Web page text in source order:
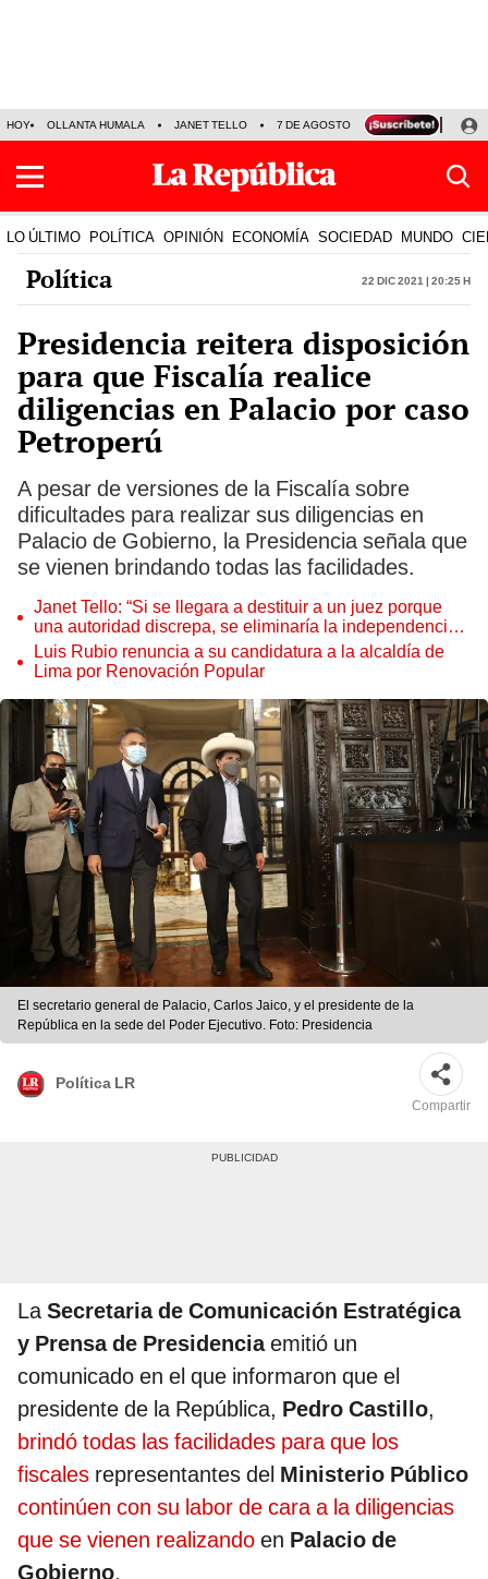
HOY OLLANTA HUMALA JANET TELLO 7 DE AGOSTO TINKA RESULTADOS
LO ÚLTIMO POLÍTICA OPINIÓN ECONOMÍA SOCIEDAD MUNDO
Política 22 Dic 2021 | 20:25 h
Presidencia reitera disposición
para que Fiscalía realice
diligencias en Palacio por caso
Petroperú
A pesar de versiones de la Fiscalía sobre
dificultades para realizar sus diligencias en
Palacio de Gobierno, la Presidencia señala que
se vienen brindando todas las facilidades.
Janet Tello: “Si se llegara a destituir a un juez porque
una autoridad discrepa, se eliminaría la independencia
judicial”
Luis Rubio renuncia a su candidatura a la alcaldía de
Lima por Renovación Popular
El secretario general de Palacio, Carlos Jaico, y el presidente de la
República en la sede del Poder Ejecutivo. Foto: Presidencia
Política LR
Compartir
LaSecretaria de Comunicación Estratégica
y Prensa de Presidenciaemitió un
comunicado en el que informaron que el
presidente de la República, Pedro Castillo,
brindó todas las facilidades para que los
fiscales representantes del Ministerio Público
continúen con su labor de cara a la diligencias
que se vienen realizando en Palacio de
Gobierno.